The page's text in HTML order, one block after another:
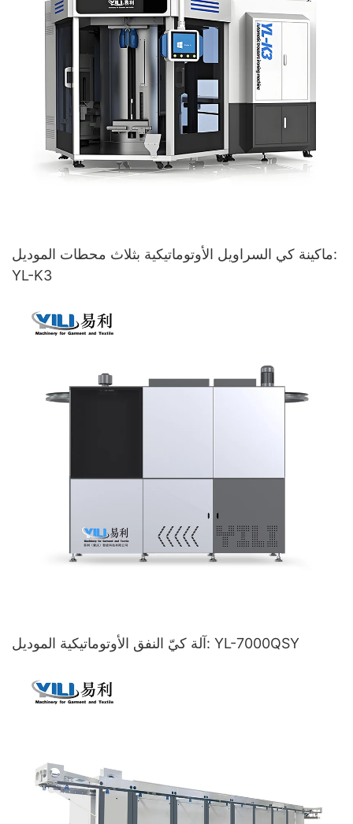
ماكينة كي السراويل الأوتوماتيكية بثلاث محطات الموديل:
YL-K3
آلة كيّ النفق الأوتوماتيكية الموديل: YL-7000QSY